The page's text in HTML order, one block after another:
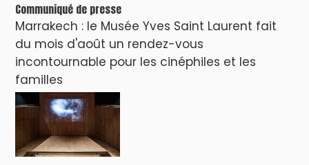
Communiqué de presse
Marrakech : le Musée Yves Saint Laurent fait
du mois d'août un rendez-vous
incontournable pour les cinéphiles et les
familles